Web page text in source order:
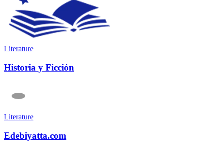
Literature
Historia y Ficción
Literature
Edebiyatta.com